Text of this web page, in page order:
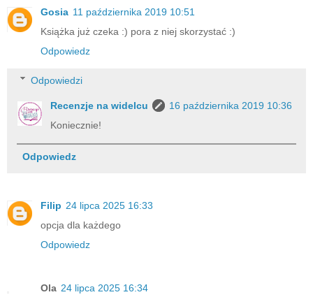
Gosia 11 października 2019 10:51
Książka już czeka :) pora z niej skorzystać :)
Odpowiedz
Odpowiedzi
Recenzje na widelcu
16 października 2019 10:36
Koniecznie!
Odpowiedz
Filip 24 lipca 2025 16:33
opcja dla każdego
Odpowiedz
Ola 24 lipca 2025 16:34